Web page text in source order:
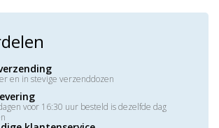
en in stevige verzenddozen
voor 16:30 uur besteld is dezelfde dag